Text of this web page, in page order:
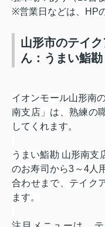
※営業日などは、 HP
山形市のテイ
ん：うまい鮨
イオンモール山形南
南支店」は、熟練の
してくれます。
うまい鮨勘 山形南支
のお寿司から3 ～4人
合わせまで、テイク
ます。